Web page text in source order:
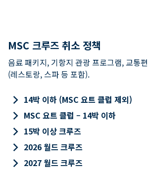
MSC 크루즈 취소 정책
음료 패키지, 기항지 관광 프로그램, 교통
(레스토랑, 스파 등 포함).
keyboard_arrow_right 14박 이하 (MSC 요트 클럽 제외)
keyboard_arrow_right MSC 요트 클럽 – 14박 이하
keyboard_arrow_right 15박 이상 크루즈
keyboard_arrow_right 2026 월드 크루즈
keyboard_arrow_right 2027 월드 크루즈